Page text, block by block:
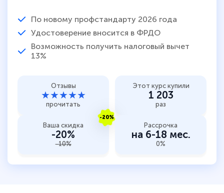
По новому профстандарту 2026 года
Удостоверение вносится в ФРДО
Возможность получить налоговый вычет
13%
Отзывы
★★★★★
прочитать
Этот курс купили
1 203
раз
-20%
Ваша скидка
-20%
-10%
Рассрочка
на 6-18 мес.
0%